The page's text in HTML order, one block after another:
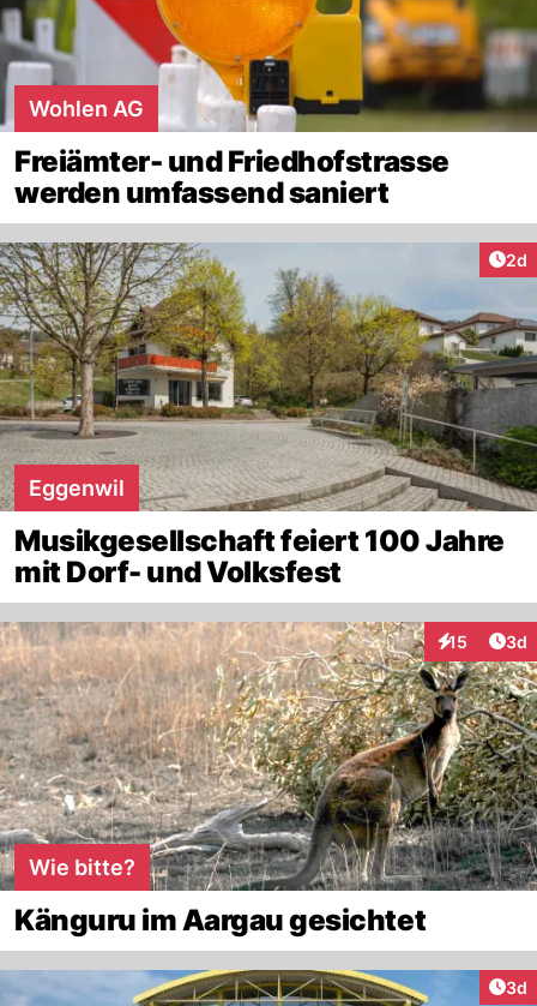
Wohlen AG
Freiämter- und Friedhofstrasse
werden umfassend saniert
2d
Eggenwil
Musikgesellschaft feiert 100 Jahre
mit Dorf- und Volksfest
15
Interaktionen
3d
Wie bitte?
Känguru im Aargau gesichtet
3d